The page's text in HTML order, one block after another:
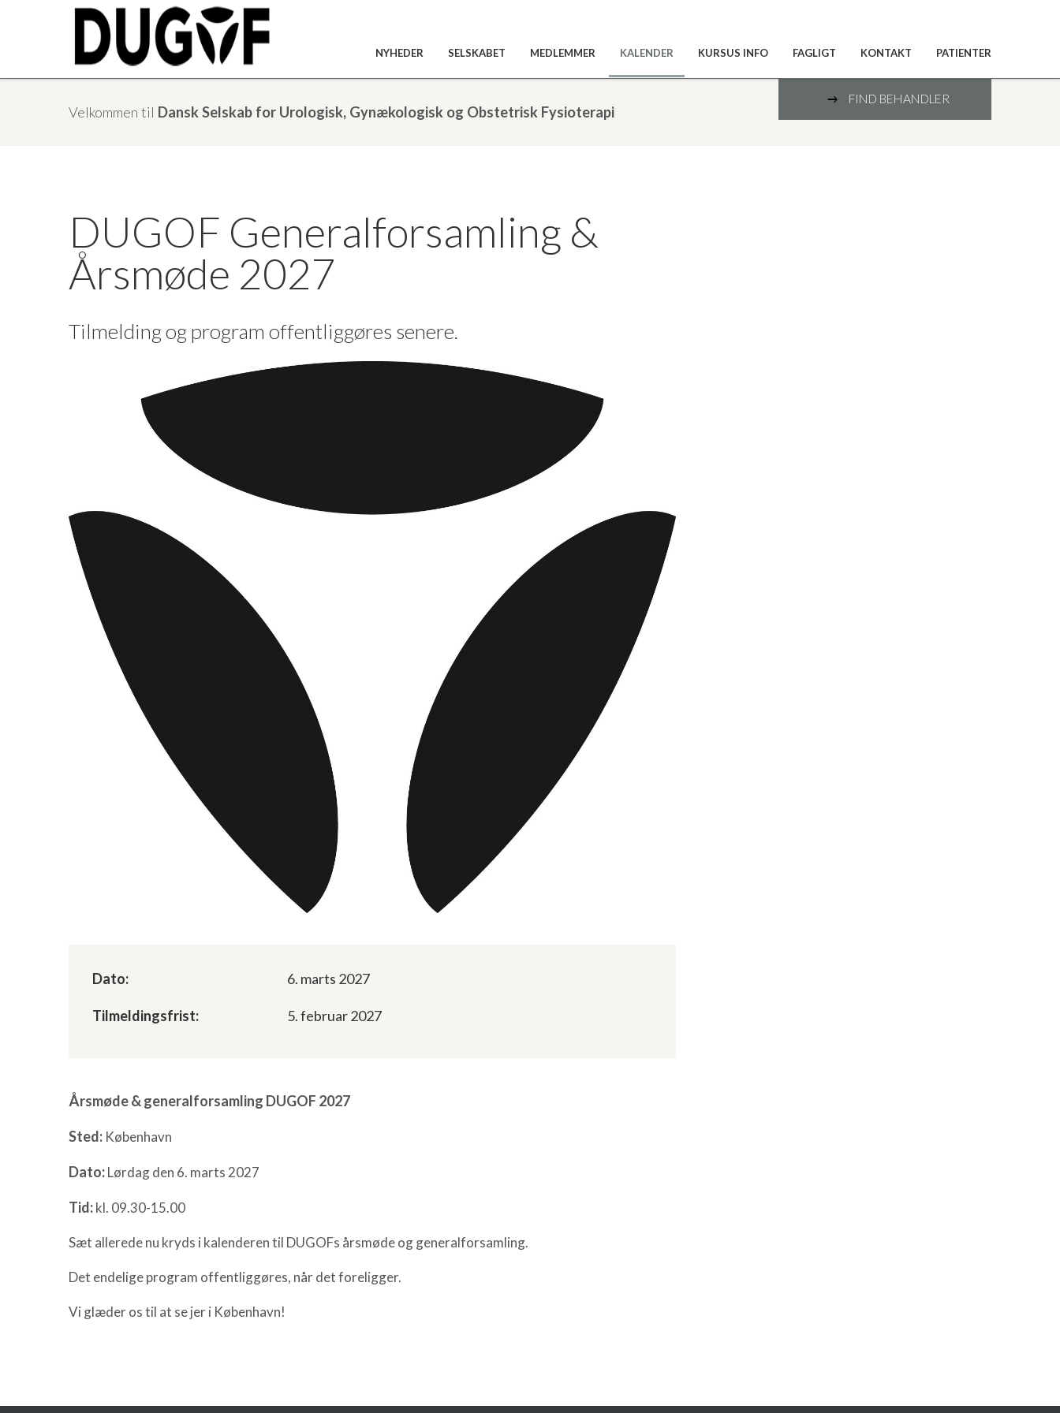
NYHEDER SELSKABET MEDLEMMER KALENDER KURSUS INFO FAGLIGT KONTAKT PATIENTER
Velkommen til Dansk Selskab for Urologisk, Gynækologisk og Obstetrisk Fysioterapi
9 FIND BEHANDLER
DUGOF Generalforsamling &
Årsmøde 2027
Tilmelding og program offentliggøres senere.
Dato: 6. marts 2027
Tilmeldingsfrist: 5. februar 2027
Årsmøde & generalforsamling DUGOF 2027
Sted: København
Dato:Lørdag den 6. marts 2027
Tid:kl. 09.30-15.00
Sæt allerede nu kryds i kalenderen til DUGOFs årsmøde og generalforsamling.
Det endelige program offentliggøres, når det foreligger.
Vi glæder os til at se jer i København!